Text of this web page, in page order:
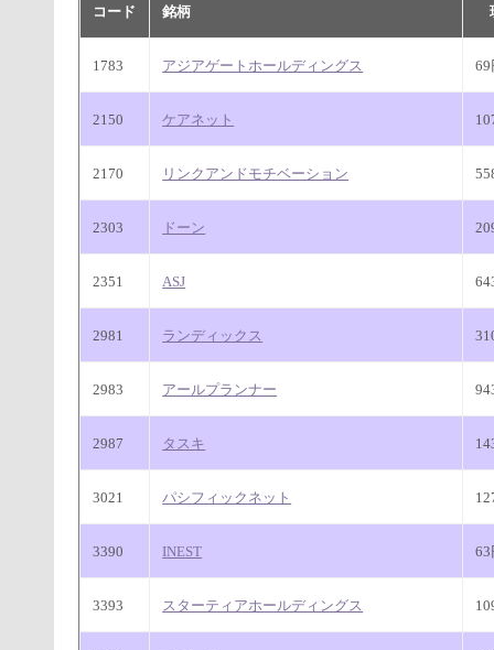
コード 銘柄
1783 アジアゲートホールディングス 69
2150 ケアネット
2170 リンクアンドモチベーション
2303 ドーン
2351 ASJ
2981 ランディックス
2983 アールプランナー
2987 タスキ
3021 パシフィックネット
3390 INEST 63
3393 スターティアホールディングス